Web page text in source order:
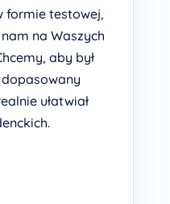
formie testowej,
na Waszych
aby był
ułatwiał